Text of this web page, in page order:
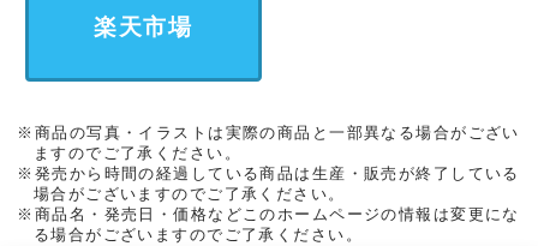
楽天市場
※商品の写真・イラストは実際の商品と一部異なる場合がござい
ますのでご了承ください。
※発売から時間の経過している商品は生産・販売が終了している
場合がございますのでご了承ください。
※商品名・発売日・価格などこのホームページの情報は変更にな
る場合がございますのでご了承ください。